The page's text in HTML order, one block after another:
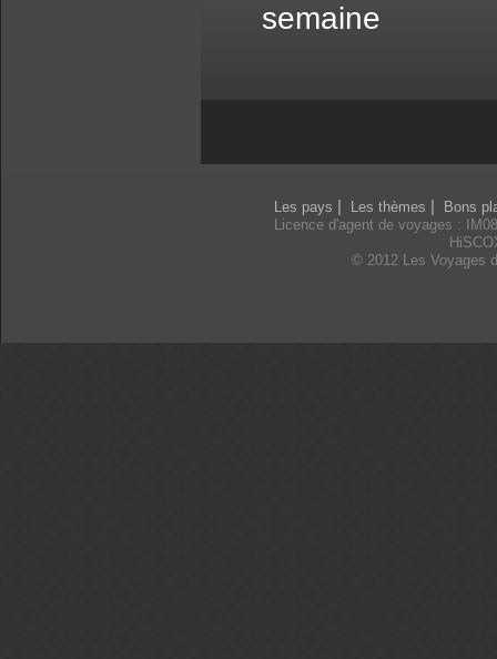
semaine
Les pays Les thèmes
Bons
Licence d'agent de voyages :
© 2012 Les Voyages